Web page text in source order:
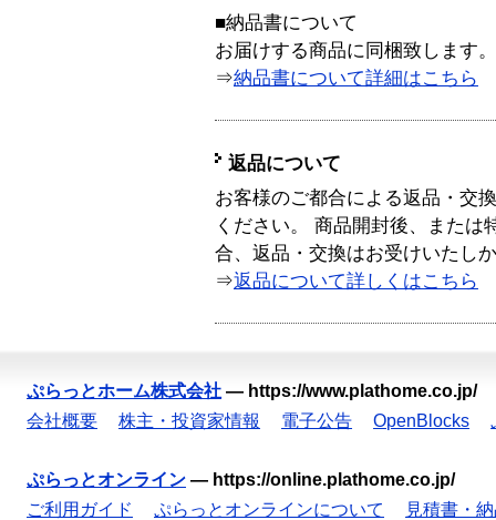
■納品書について
お届けする商品に同梱致します。
⇒納品書について詳細はこちら
返品について
お客様のご都合による返品・交
ください。 商品開封後、または
合、返品・交換はお受けいたし
⇒返品について詳しくはこちら
ぷらっとホーム株式会社 — https://www.plathome.co.jp/
会社概要
株主・投資家情報 電子公告 OpenBlocks
ぷらっとオンライン — https://online.plathome.co.jp/
ご利用ガイド
ぷらっとオンラインについて
見積書・